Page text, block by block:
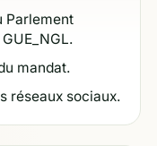
Parlement
mandat.
réseaux sociaux.